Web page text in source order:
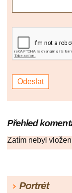
Přehled
Zatím nebyl
Portrét